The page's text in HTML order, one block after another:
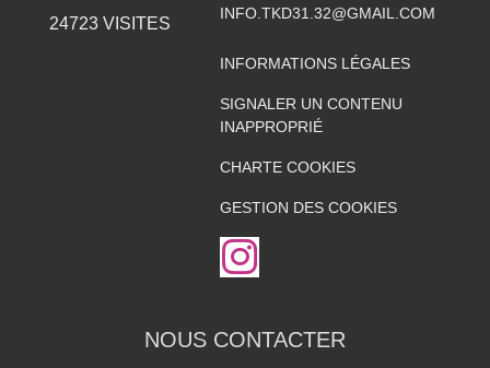
24723VISITES
INFO.TKD31.32@GMAIL.COM
INFORMATIONS LÉGALES
SIGNALER UN CONTENU
INAPPROPRIÉ
CHARTE COOKIES
GESTION DES COOKIES
NOUS CONTACTER